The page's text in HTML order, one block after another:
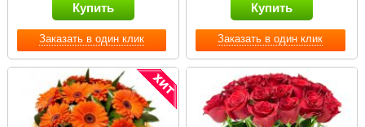
Заказать в один клик
Купить
Заказать в один клик
Купить